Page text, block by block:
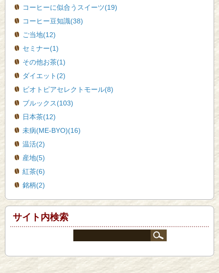
コーヒーに似合うスイーツ(19)
コーヒー豆知識(38)
ご当地(12)
セミナー(1)
その他お茶(1)
ダイエット(2)
ビオトピアセレクトモール(8)
ブルックス(103)
日本茶(12)
未病(ME-BYO)(16)
温活(2)
産地(5)
紅茶(6)
銘柄(2)
サイト内検索